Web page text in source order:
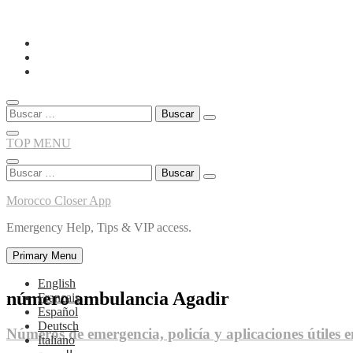
Skip
content
Buscar:
TOP MENU
Buscar:
Morocco Closer App
Emergency Help, Tips & VIP access.
Primary Menu
English
Français
Español
Deutsch
Italiano
número ambulancia Agadir
Números de emergencia, policía y aplicaciones útiles